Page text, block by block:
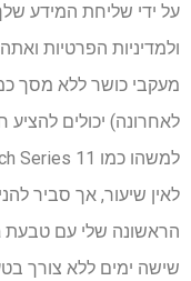
על ידי שליחת המידע
ולמדיניות הפרטיות ואתה מגיל
לאחרונה) יכולים
שישה ימים ללא צורך